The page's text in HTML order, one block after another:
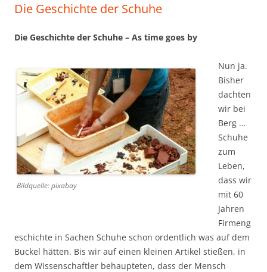
Die Geschichte der Schuhe
Die Geschichte der Schuhe – As time goes by
Bildquelle: pixabay
Nun ja.
Bisher
dachten
wir bei
Berg …
Schuhe
zum
Leben,
dass wir
mit 60
Jahren
Firmeng
eschichte in Sachen Schuhe schon ordentlich was auf dem
Buckel hätten. Bis wir auf einen kleinen Artikel stießen, in
dem Wissenschaftler behaupteten, dass der Mensch